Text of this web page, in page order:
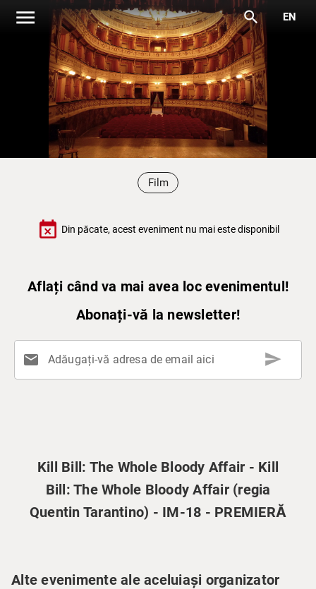
menu search EN
Film
event_busy Din păcate, acest eveniment nu mai este disponibil
Aflați când va mai avea loc evenimentul!
Abonați-vă la newsletter!
mail Adăugați-vă adresa de email aici send
Kill Bill: The Whole Bloody Affair - Kill
Bill: The Whole Bloody Affair (regia
Quentin Tarantino) - IM-18 - PREMIERĂ
Alte evenimente ale aceluiași organizator